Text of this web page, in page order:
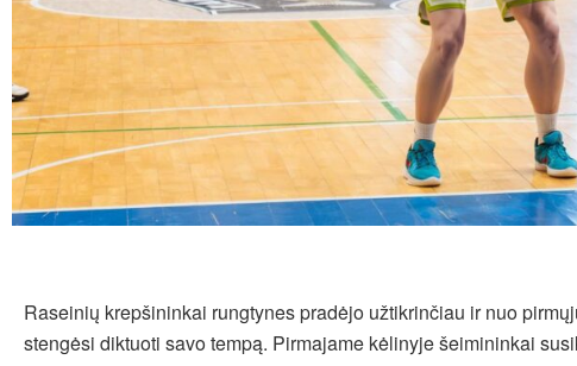
Raseinių krepšininkai rungtynes pradėjo užtikrinčiau ir nuo
stengėsi diktuoti savo tempą. Pirmajame kėlinyje šeimininkai